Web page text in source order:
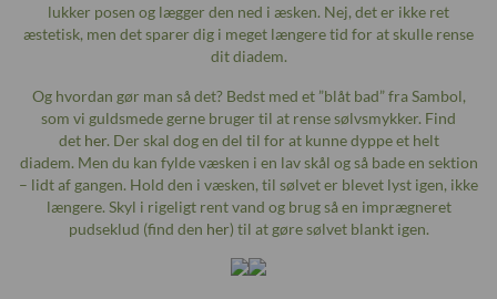
lukker posen og lægger den ned i æsken. Nej, det er ikke ret
æstetisk, men det sparer dig i meget længere tid for at skulle rense
dit diadem.
Og hvordan gør man så det? Bedst med et ”blåt bad” fra Sambol,
som vi guldsmede gerne bruger til at rense sølvsmykker. Find
det her. Der skal dog en del til for at kunne dyppe et helt
diadem. Men du kan fylde væsken i en lav skål og så bade en sektion
– lidt af gangen. Hold den i væsken, til sølvet er blevet lyst igen, ikke
længere. Skyl i rigeligt rent vand og brug så en imprægneret
pudseklud (find den her) til at gøre sølvet blankt igen.